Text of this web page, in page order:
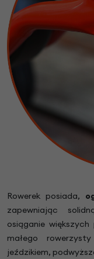
Rowerek posiada,
zapewniając
osiąganie
małego
jeździkiem,